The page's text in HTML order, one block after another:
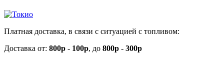
Платная доставка, в связи с ситуацией с топливом:
Доставка от: 800р - 100р, до 800р - 300р